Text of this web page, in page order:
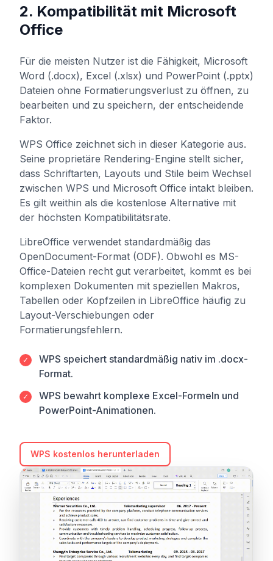
2. Kompatibilität mit Microsoft
Office
Für die meisten Nutzer ist die Fähigkeit, Microsoft
Word (.docx), Excel (.xlsx) und PowerPoint (.pptx)
Dateien ohne Formatierungsverlust zu öffnen, zu
bearbeiten und zu speichern, der entscheidende
Faktor.
WPS Office zeichnet sich in dieser Kategorie aus.
Seine proprietäre Rendering-Engine stellt sicher,
dass Schriftarten, Layouts und Stile beim Wechsel
zwischen WPS und Microsoft Office intakt bleiben.
Es gilt weithin als die kostenlose Alternative mit
der höchsten Kompatibilitätsrate.
LibreOffice verwendet standardmäßig das
OpenDocument-Format (ODF). Obwohl es MS-
Office-Dateien recht gut verarbeitet, kommt es bei
komplexen Dokumenten mit speziellen Makros,
Tabellen oder Kopfzeilen in LibreOffice häufig zu
Layout-Verschiebungen oder
Formatierungsfehlern.
✓
WPS speichert standardmäßig nativ im .docx-
Format.
✓
WPS bewahrt komplexe Excel-Formeln und
PowerPoint-Animationen.
WPS kostenlos herunterladen